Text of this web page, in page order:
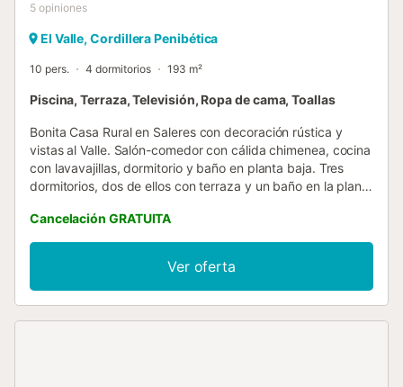
5 opiniones
El Valle, Cordillera Penibética
10 pers. 4 dormitorios 193 m²
Piscina, Terraza, Televisión, Ropa de cama, Toallas
Bonita Casa Rural en Saleres con decoración rústica y
vistas al Valle. Salón-comedor con cálida chimenea, cocina
con lavavajillas, dormitorio y baño en planta baja. Tres
dormitorios, dos de ellos con terraza y un baño en la planta
Puedes disfrutar de paseos por las calles de este pueblo
típico granadino. Barranco de la Luna a pocos minutos a
pie. Costa tropical a solo 30min y Granada a unos 35min.
Estación de esquí de Sierra Nevada a 50min.Piscina de
uso privado de 3,38*2,52m. Abierta en los meses de
Cancelación GRATUITA
Ver oferta